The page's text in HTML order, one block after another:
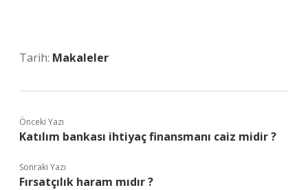
Tarih: Makaleler
Önceki Yazı
Katılım bankası ihtiyaç finansmanı caiz midir ?
Sonraki Yazı
Fırsatçılık haram mıdır ?